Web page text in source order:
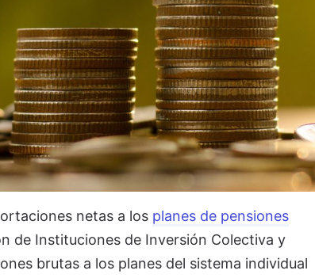
netas a los planes de pensiones
de Instituciones de Inversión Colectiva y
brutas a los planes del sistema individual